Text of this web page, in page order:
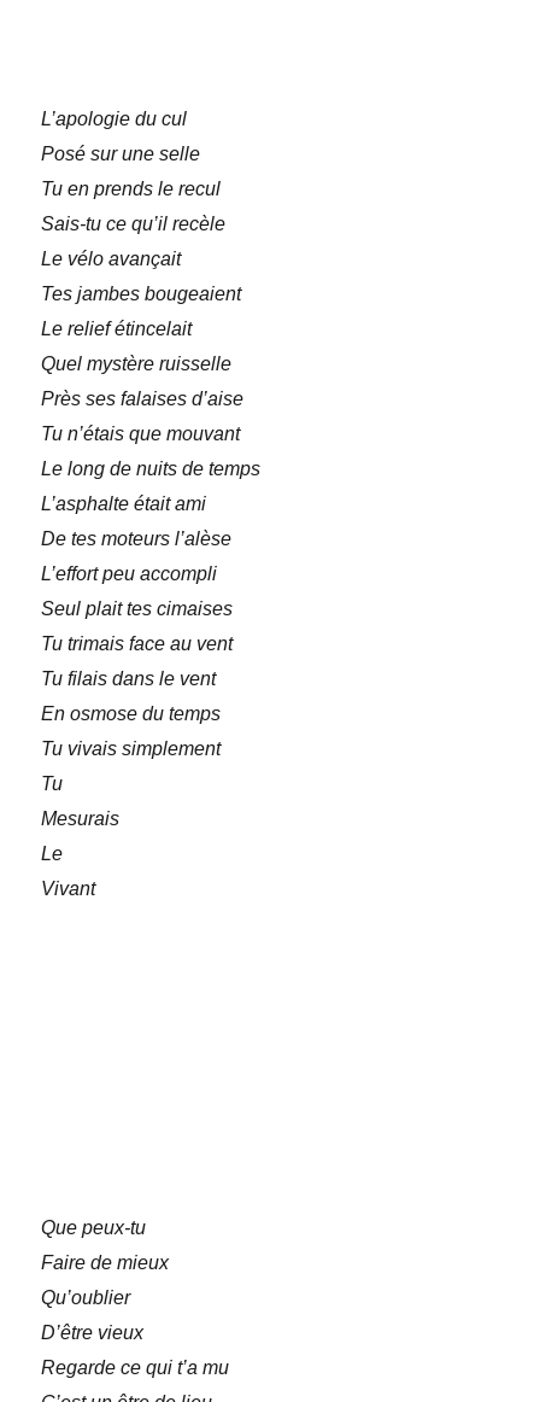
L’apologie du cul
Posé sur une selle
Tu en prends le recul
Sais-tu ce qu’il recèle
Le vélo avançait
Tes jambes bougeaient
Le relief étincelait
Quel mystère ruisselle
Près ses falaises d’aise
Tu n’étais que mouvant
Le long de nuits de temps
L’asphalte était ami
De tes moteurs l’alèse
L’effort peu accompli
Seul plait tes cimaises
Tu trimais face au vent
Tu filais dans le vent
En osmose du temps
Tu vivais simplement
Tu
Mesurais
Le
Vivant
Que peux-tu
Faire de mieux
Qu’oublier
D’être vieux
Regarde ce qui t’a mu